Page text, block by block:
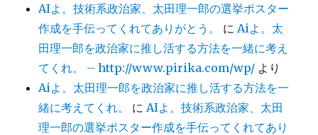
AIよ。技術系政治家、太田理一郎の選挙ポスター
作成を手伝ってくれてありがとう。
に Aiよ。太
田理一郎を政治家に推し活する方法を一緒に考え
てくれ。 – http://www.pirika.com/wp/ より
Aiよ。太田理一郎を政治家に推し活する方法を一
緒に考えてくれ。
に AIよ。技術系政治家、太田
理一郎の選挙ポスター作成を手伝ってくれてあり